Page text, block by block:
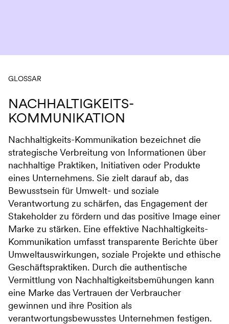
GLOSSAR
NACHHALTIGKEITS-
KOMMUNIKATION
Nachhaltigkeits-Kommunikation bezeichnet die
strategische Verbreitung von Informationen über
nachhaltige Praktiken, Initiativen oder Produkte
eines Unternehmens. Sie zielt darauf ab, das
Bewusstsein für Umwelt- und soziale
Verantwortung zu schärfen, das Engagement der
Stakeholder zu fördern und das positive Image einer
Marke zu stärken. Eine effektive Nachhaltigkeits-
Kommunikation umfasst transparente Berichte über
Umweltauswirkungen, soziale Projekte und ethische
Geschäftspraktiken. Durch die authentische
Vermittlung von Nachhaltigkeitsbemühungen kann
eine Marke das Vertrauen der Verbraucher
gewinnen und ihre Position als
verantwortungsbewusstes Unternehmen festigen.